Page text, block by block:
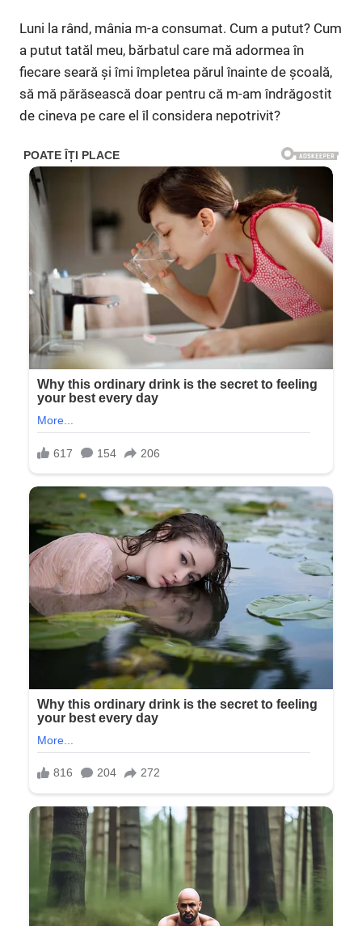
Luni la rând, mânia m-a consumat. Cum a putut? Cum
a putut tatăl meu, bărbatul care mă adormea în
fiecare seară și îmi împletea părul înainte de școală,
să mă părăsească doar pentru că m-am îndrăgostit
de cineva pe care el îl considera nepotrivit?